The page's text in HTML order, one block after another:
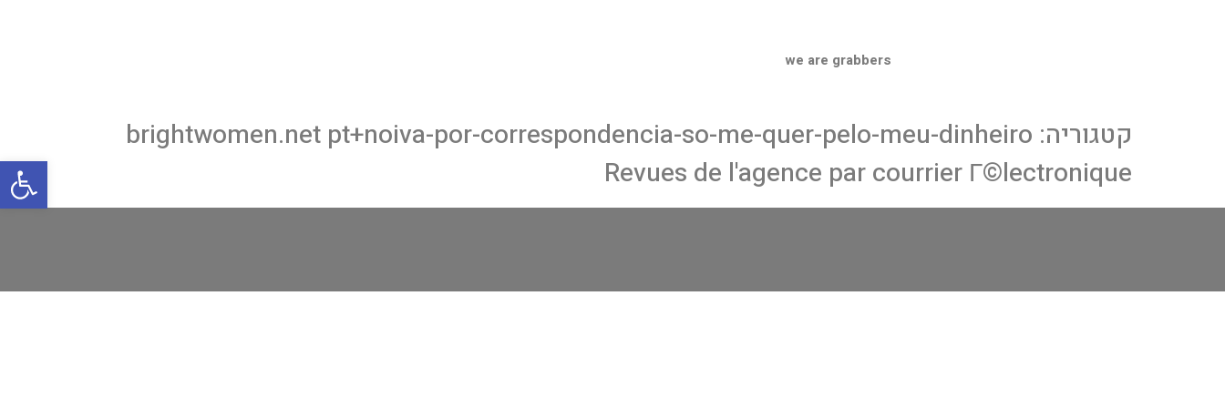
we are grabbers
קטגוריה: brightwomen.net pt+noiva-por-correspondencia-so-me-quer-pelo-meu-dinheiro
Revues de l'agence par courrier Г©lectronique